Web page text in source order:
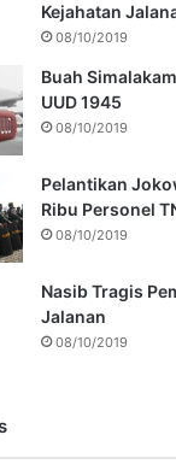
Kejahatan
08/10/2019
Buah
UUD 1945
08/10/2019
Pelantikan
Ribu Personel
08/10/2019
Nasib Tragis
Jalanan
08/10/2019